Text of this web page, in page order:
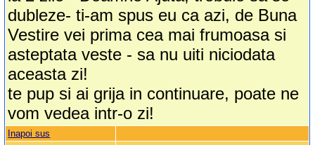
dubleze- ti-am spus eu ca azi, de Buna
Vestire vei prima cea mai frumoasa si
asteptata veste - sa nu uiti niciodata
aceasta zi!
te pup si ai grija in continuare, poate ne
vom vedea intr-o zi!
Inapoi sus